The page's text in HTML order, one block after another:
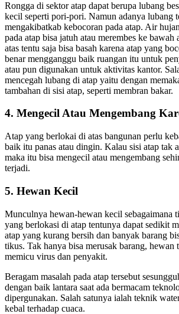
Rongga di sektor atap dapat berupa lubang
kecil seperti pori-pori. Namun adanya lubang
mengakibatkab kebocoran pada atap. Air
pada atap bisa jatuh atau merembes ke
atas tentu saja bisa basah karena atap yang
benar mengganggu baik ruangan itu untuk
atau pun digunakan untuk aktivitas kantor.
mencegah lubang di atap yaitu dengan
tambahan di sisi atap, seperti membran bakar.
4. Mengecil Atau Mengembang
Atap yang berlokai di atas bangunan perlu
baik itu panas atau dingin. Kalau sisi atap tak
maka itu bisa mengecil atau mengembang
terjadi.
5. Hewan Kecil
Munculnya hewan-hewan kecil sebagaimana
yang berlokasi di atap tentunya dapat sedikit
atap yang kurang bersih dan banyak barang
tikus. Tak hanya bisa merusak barang, hewan
memicu virus dan penyakit.
Beragam masalah pada atap tersebut
dengan baik lantara saat ada bermacam
dipergunakan. Salah satunya ialah teknik
kebal terhadap cuaca.